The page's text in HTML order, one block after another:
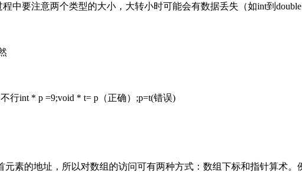
中要注意两个类型的大小，大转小时可能会有数据丢失（如int到
int * p =9;void * t= p（正确）;p=t(错误)
的地址，所以对数组的访问可有两种方式：数组下标和指针算术。